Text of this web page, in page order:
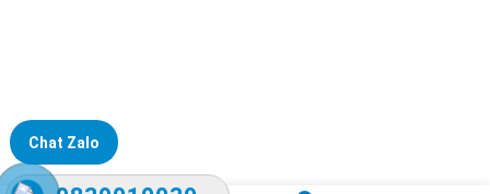
Chat Zalo